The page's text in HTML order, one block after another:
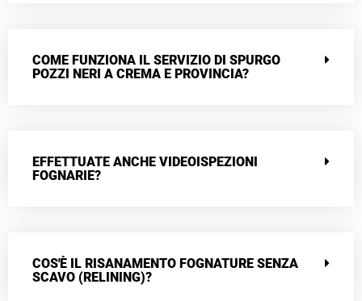
COME FUNZIONA IL SERVIZIO DI SPURGO
POZZI NERI A CREMA E PROVINCIA?
EFFETTUATE ANCHE VIDEOISPEZIONI
FOGNARIE?
COS'È IL RISANAMENTO FOGNATURE SENZA
SCAVO (RELINING)?